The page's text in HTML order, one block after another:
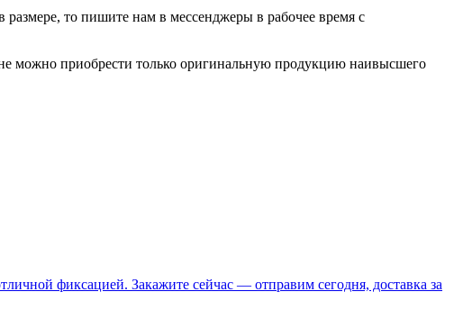
то пишите нам в мессенджеры в рабочее время с
можно приобрести только оригинальную продукцию наивысшего
фиксацией. Закажите сейчас — отправим сегодня, доставка за